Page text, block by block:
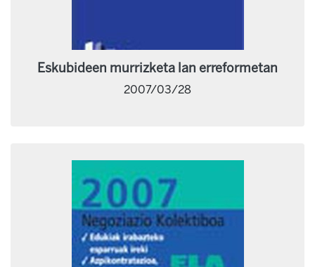
Eskubideen murrizketa lan erreformetan
2007/03/28